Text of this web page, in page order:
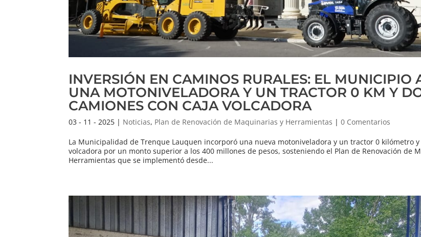
INVERSIÓN EN CAMINOS RURALES: EL MUNICIPIO
UNA MOTONIVELADORA Y UN TRACTOR 0 KM Y
CAMIONES CON CAJA VOLCADORA
03 - 11 - 2025 | Noticias, Plan de Renovación de Maquinarias y Herramientas |0 Comentarios
La Municipalidad de Trenque Lauquen incorporó una nueva motoniveladora y un tractor 0 kilómetro y
volcadora por un monto superior a los 400 millones de pesos, sosteniendo el Plan de Renovación de
Herramientas que se implementó desde...